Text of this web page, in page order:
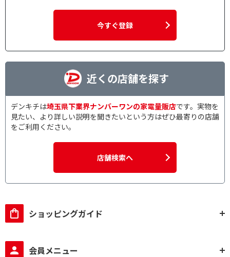
今すぐ登録
近くの店舗を探す
デンキチは埼玉県下業界ナンバーワンの家電量販店です。実物を
見たい、より詳しい説明を聞きたいという方はぜひ最寄りの店舗
をご利用ください。
店舗検索へ
ショッピングガイド
会員メニュー